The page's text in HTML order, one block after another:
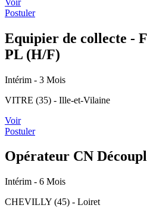
Postuler
Equipier de collecte -
PL (H/F)
Intérim - 3 Mois
VITRE (35) - Ille-et-Vilaine
Voir
Postuler
Opérateur CN
Intérim - 6 Mois
CHEVILLY (45) - Loiret